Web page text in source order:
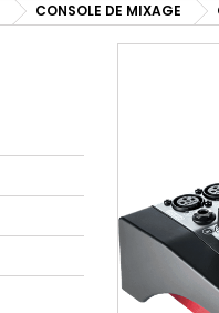
CONSOLE DE MIXAGE